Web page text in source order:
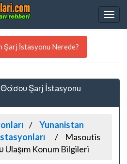
Şarj İstasyonu Nerede?
Şarj İstasyonu
Yunanistan
Masoutis
Konum Bilgileri